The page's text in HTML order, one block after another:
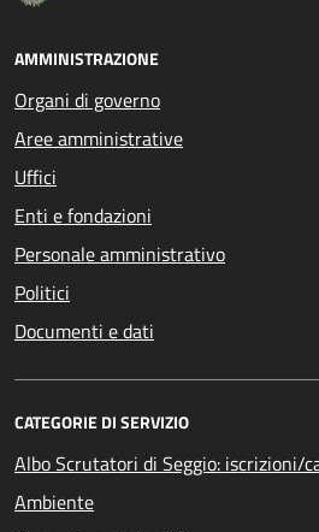
AMMINISTRAZIONE
Organi di governo
Aree amministrative
Uffici
Enti e fondazioni
Personale amministrativo
Politici
Documenti e dati
CATEGORIE DI SERVIZIO
Albo Scrutatori di Seggio: iscrizioni/
Ambiente